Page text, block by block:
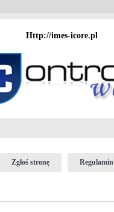
Http://imes-icore.pl
Zgłoś stronę Regulamin